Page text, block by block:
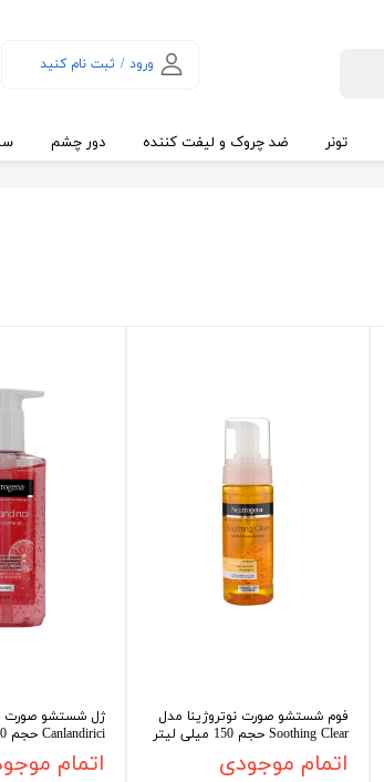
ورود / ثبت نام کنید
تغییر گذر واژه تونر ضد چروک و لیفت کننده دور چشم
فوم شستشو صورت نوتروژینا مدل
Soothing Clear حجم 150 میلی لیتر
اتمام موجودی
ژل شستشو صورت
Canlandirici حجم 200 میلی لیتر
اتمام